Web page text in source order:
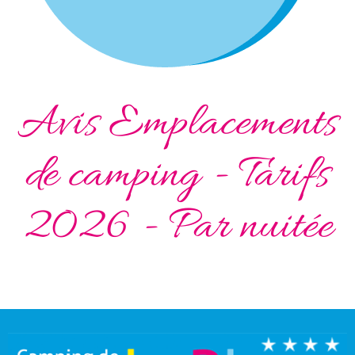
Avis Emplacements
de camping - Tarifs
2026 - Par nuitée